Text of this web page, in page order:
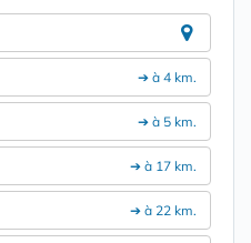
➔ à 4 km.
➔ à 5 km.
➔ à 17 km.
➔ à 22 km.